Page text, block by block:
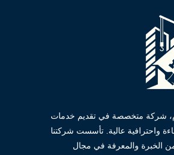
شركة متخصصة في تقديم خدمات
واحترافية عالية. تأسست شركتنا
الخبرة والمعرفة في مجال